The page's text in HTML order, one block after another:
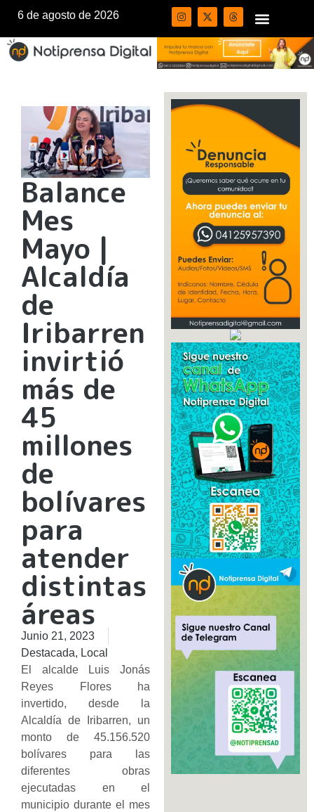
6 de agosto de 2026
Balance
Mes
Mayo |
Alcaldía
de
Iribarren
invirtió
más de
45
millones
de
bolívares
para
atender
distintas
áreas
Junio 21, 2023
Destacada, Local
El alcalde Luis Jonás
Reyes Flores ha
invertido, desde la
Alcaldía de Iribarren, un
monto de 45.156.520
bolívares para las
diferentes obras
ejecutadas en el
municipio durante el mes